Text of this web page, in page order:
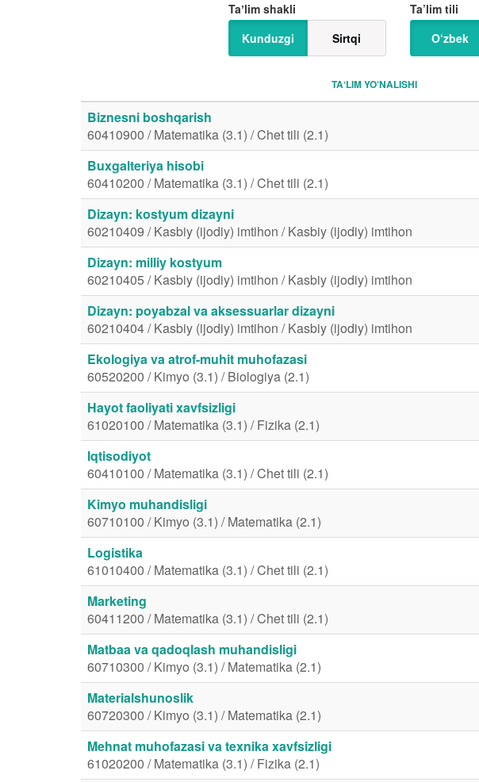
Ta’lim tili
O‘zbek
Taʼlim shakli
Kunduzgi
Sirtqi
TAʼLIM YO‘NALISHI
Biznesni boshqarish
60410900 / Matematika (3.1) / Chet tili (2.1)
Buxgalteriya hisobi
60410200 / Matematika (3.1) / Chet tili (2.1)
Dizayn: kostyum dizayni
60210409 / Kasbiy (ijodiy) imtihon / Kasbiy (ijodiy) imtihon
Dizayn: milliy kostyum
60210405 / Kasbiy (ijodiy) imtihon / Kasbiy (ijodiy) imtihon
Dizayn: poyabzal va aksessuarlar dizayni
60210404 / Kasbiy (ijodiy) imtihon / Kasbiy (ijodiy) imtihon
Ekologiya va atrof-muhit muhofazasi
60520200 / Kimyo (3.1) / Biologiya (2.1)
Hayot faoliyati xavfsizligi
61020100 / Matematika (3.1) / Fizika (2.1)
Iqtisodiyot
60410100 / Matematika (3.1) / Chet tili (2.1)
Kimyo muhandisligi
60710100 / Kimyo (3.1) / Matematika (2.1)
Logistika
61010400 / Matematika (3.1) / Chet tili (2.1)
Marketing
60411200 / Matematika (3.1) / Chet tili (2.1)
Matbaa va qadoqlash muhandisligi
60710300 / Kimyo (3.1) / Matematika (2.1)
Materialshunoslik
60720300 / Kimyo (3.1) / Matematika (2.1)
Mehnat muhofazasi va texnika xavfsizligi
61020200 / Matematika (3.1) / Fizika (2.1)